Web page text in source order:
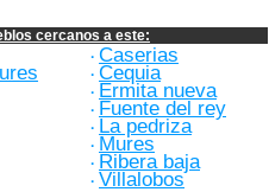
cercanos a este:
· Caserias
· Cequia
· Ermita nueva
· Fuente del rey
· La pedriza
· Mures
· Ribera baja
· Villalobos